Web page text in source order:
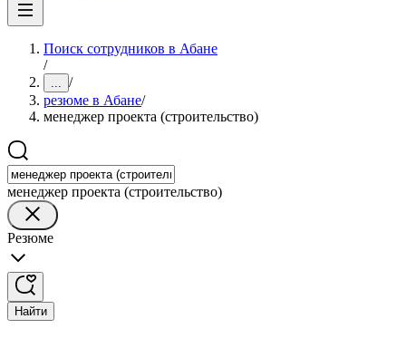
Поиск сотрудников в Абане
/
... /
резюме в Абане/
менеджер проекта (строительство)
менеджер проекта (строительство)
Резюме
Найти